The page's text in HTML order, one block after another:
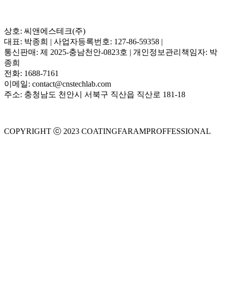
상호: 씨앤에스테크(주)
대표: 박종희 | 사업자등록번호: 127-86-59358 |
통신판매: 제 2025-충남천안-0823호 | 개인정보관리책임자: 박
종희
전화: 1688-7161
이메일: contact@cnstechlab.com
주소: 충청남도 천안시 서북구 직산읍 직산로 181-18
COPYRIGHT ⓒ 2023 COATINGFARAMPROFFESSIONAL